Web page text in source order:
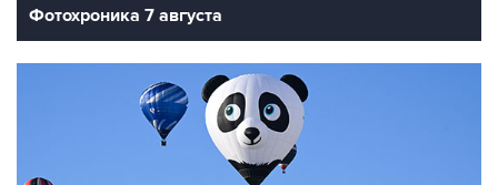
Фотохроника 7 августа